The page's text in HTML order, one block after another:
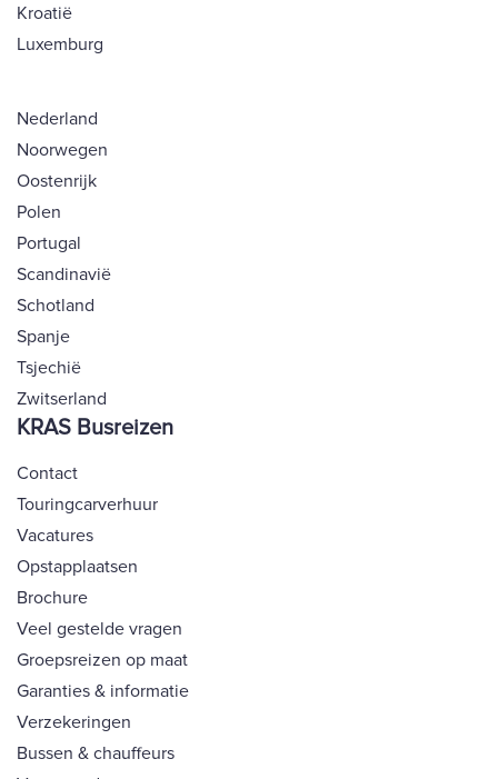
Kroatië
Luxemburg
Nederland
Noorwegen
Oostenrijk
Polen
Portugal
Scandinavië
Schotland
Spanje
Tsjechië
Zwitserland
KRAS Busreizen
Contact
Touringcarverhuur
Vacatures
Opstapplaatsen
Brochure
Veel gestelde vragen
Groepsreizen op maat
Garanties & informatie
Verzekeringen
Bussen & chauffeurs